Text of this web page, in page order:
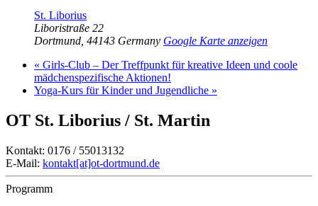
St. Liborius
Liboristraße 22
Dortmund, 44143 Germany Google Karte anzeigen
« Girls-Club – Der Treffpunkt für kreative Ideen und coole
mädchenspezifische Aktionen!
Yoga-Kurs für Kinder und Jugendliche »
OT St. Liborius / St. Martin
Kontakt: 0176 / 55013132
E-Mail: kontakt[at]ot-dortmund.de
Programm